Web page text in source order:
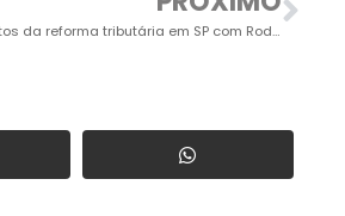
Palestra sobre impactos da reforma tributária em SP com Rodrigo Spada será em Indaiatuba